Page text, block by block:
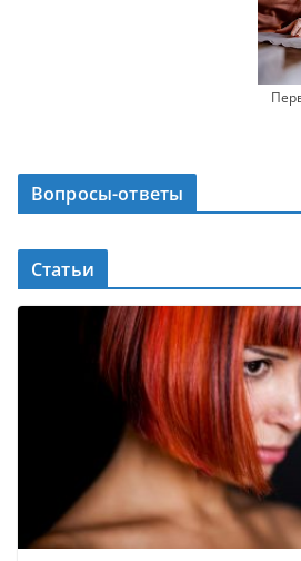
Вопросы-ответы
Статьи